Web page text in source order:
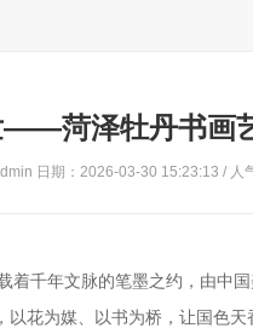
——菏泽牡丹书画
日期：2026-03-30 15:23:13 / 人
着千年文脉的笔墨之约，由
以花为媒、以书为桥，让国色